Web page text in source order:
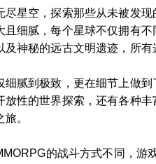
星空，探索那些从未被发
细腻，每个星球不仅拥有
神秘的远古文明遗迹，所有
细腻到极致，更在细节上做
性的世界探索，还有各种
。
的战斗方式不同，